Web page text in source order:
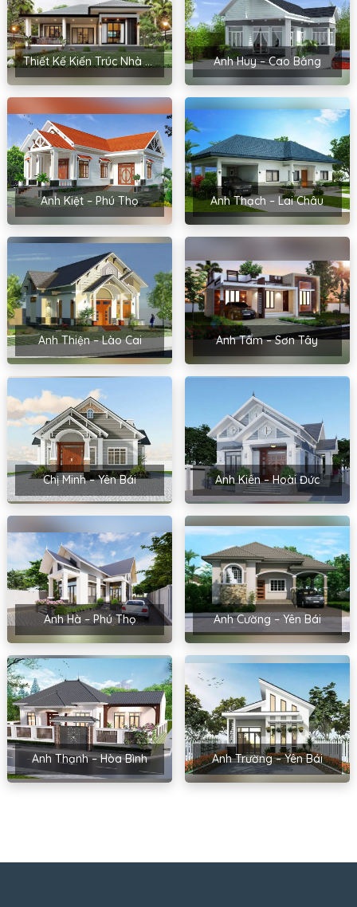
Thiết Kế Kiến Trúc Nhà Cấp 4 Của Chị Hoa – Hải Phòng Anh Huy – Cao Bằng
Anh Kiệt – Phú Thọ Anh Thạch – Lai Châu
Anh Thiện – Lào Cai Anh Tâm – Sơn Tây
Chị Minh – Yên Bái Anh Kiên – Hoài Đức
Anh Hà – Phú Thọ Anh Cường – Yên Bái
Anh Thạnh – Hòa Bình Anh Trường – Yên Bái